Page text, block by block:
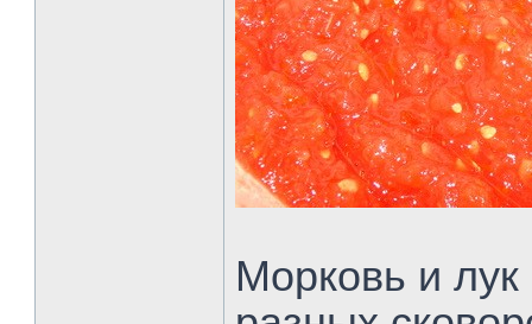
Морковь и